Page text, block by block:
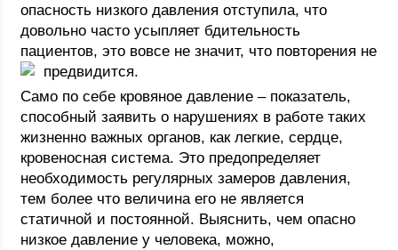
опасность низкого давления отступила, что
довольно часто усыпляет бдительность
пациентов, это вовсе не значит, что повторения не
предвидится.
Само по себе кровяное давление – показатель,
способный заявить о нарушениях в работе таких
жизненно важных органов, как легкие, сердце,
кровеносная система. Это предопределяет
необходимость регулярных замеров давления,
тем более что величина его не является
статичной и постоянной. Выяснить, чем опасно
низкое давление у человека, можно,